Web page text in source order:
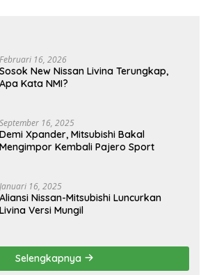
Februari 16, 2026
Sosok New Nissan Livina Terungkap,
Apa Kata NMI?
September 16, 2025
Demi Xpander, Mitsubishi Bakal
Mengimpor Kembali Pajero Sport
Januari 16, 2025
Aliansi Nissan-Mitsubishi Luncurkan
Livina Versi Mungil
Selengkapnya